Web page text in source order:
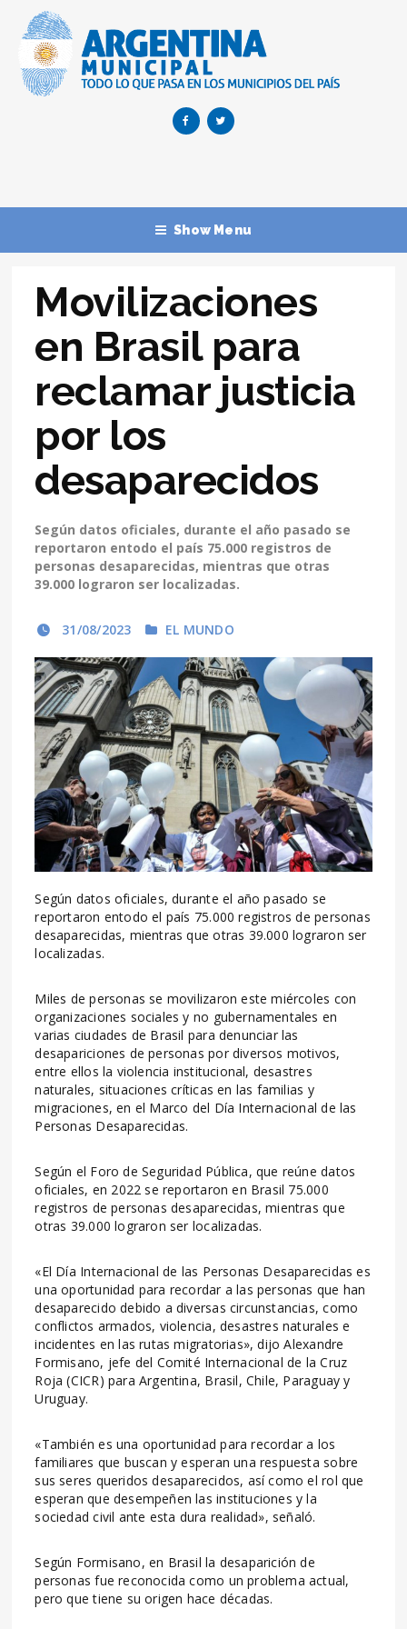
Show Menu
Movilizaciones
en Brasil para
reclamar justicia
por los
desaparecidos
Según datos oficiales, durante el año pasado se
reportaron entodo el país 75.000 registros de
personas desaparecidas, mientras que otras
39.000 lograron ser localizadas.
31/08/2023 EL MUNDO
Según datos oficiales, durante el año pasado se
reportaron entodo el país 75.000 registros de personas
desaparecidas, mientras que otras 39.000 lograron ser
localizadas.
Miles de personas se movilizaron este miércoles con
organizaciones sociales y no gubernamentales en
varias ciudades de Brasil para denunciar las
desapariciones de personas por diversos motivos,
entre ellos la violencia institucional, desastres
naturales, situaciones críticas en las familias y
migraciones, en el Marco del Día Internacional de las
Personas Desaparecidas.
Según el Foro de Seguridad Pública, que reúne datos
oficiales, en 2022 se reportaron en Brasil 75.000
registros de personas desaparecidas, mientras que
otras 39.000 lograron ser localizadas.
«El Día Internacional de las Personas Desaparecidas es
una oportunidad para recordar a las personas que han
desaparecido debido a diversas circunstancias, como
conflictos armados, violencia, desastres naturales e
incidentes en las rutas migratorias», dijo Alexandre
Formisano, jefe del Comité Internacional de la Cruz
Roja (CICR) para Argentina, Brasil, Chile, Paraguay y
Uruguay.
«También es una oportunidad para recordar a los
familiares que buscan y esperan una respuesta sobre
sus seres queridos desaparecidos, así como el rol que
esperan que desempeñen las instituciones y la
sociedad civil ante esta dura realidad», señaló.
Según Formisano, en Brasil la desaparición de
personas fue reconocida como un problema actual,
pero que tiene su origen hace décadas.